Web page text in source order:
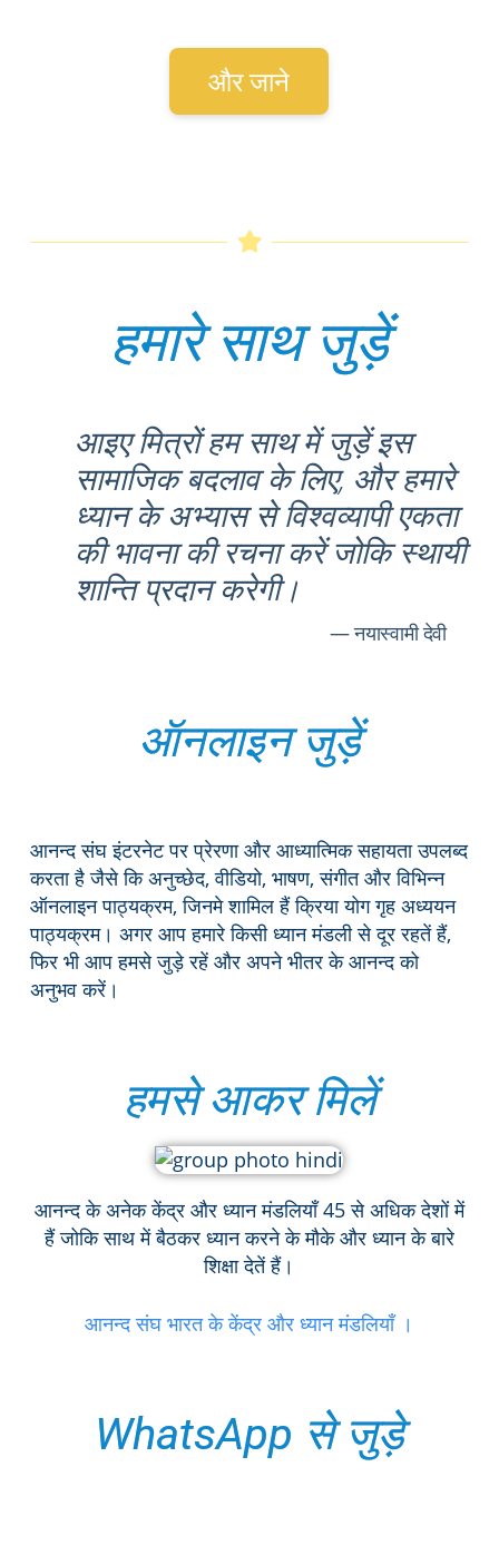
और जाने
हमारे साथ जुड़ें
आइए मित्रों हम साथ में जुड़ें इस
सामाजिक बदलाव के लिए, और हमारे
ध्यान के अभ्यास से विश्वव्यापी एकता
की भावना की रचना करें जोकि स्थायी
शान्ति प्रदान करेगी।
नयास्वामी देवी
ऑनलाइन जुड़ें
आनन्द संघ इंटरनेट पर प्रेरणा और आध्यात्मिक सहायता उपलब्द
करता है जैसे कि अनुच्छेद, वीडियो, भाषण, संगीत और विभिन्न
ऑनलाइन पाठ्यक्रम, जिनमे शामिल हैं क्रिया योग गृह अध्ययन
पाठ्यक्रम। अगर आप हमारे किसी ध्यान मंडली से दूर रहतें हैं,
फिर भी आप हमसे जुड़े रहें और अपने भीतर के आनन्द को
अनुभव करें।
हमसे आकर मिलें
आनन्द के अनेक केंद्र और ध्यान मंडलियाँ 45 से अधिक देशों में
हैं जोकि साथ में बैठकर ध्यान करने के मौके और ध्यान के बारे
शिक्षा देतें हैं।
आनन्द संघ भारत के केंद्र और ध्यान मंडलियाँ ।
WhatsApp से जुड़े